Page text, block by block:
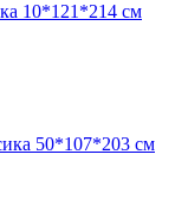
10*121*214 см
50*107*203 см